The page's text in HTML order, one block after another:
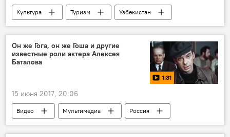
Культура Туризм
Узбекистан
Таджикистан
дружба узбеков и таджиков
Он же Гога, он же Гоша и другие
известные роли актера Алексея
Баталова
1:31
15 июня 2017, 20:06
Видео Мультимедиа
Россия
Алексей Баталов
Кино
смерть